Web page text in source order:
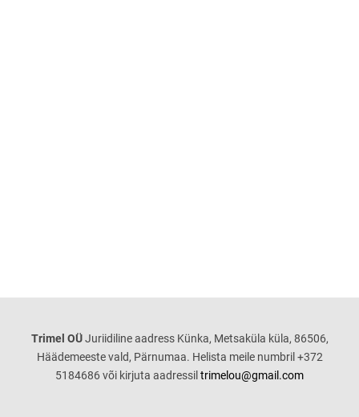
Trimel OÜJuriidiline aadress Künka, Metsaküla küla, 86506,
Häädemeeste vald, Pärnumaa. Helista meile numbril +372
5184686 või kirjuta aadressil trimelou@gmail.com